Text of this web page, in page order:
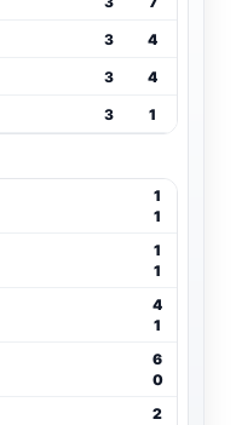
3 4
3 4
3 1
1
1
1
1
4
1
6
0
2